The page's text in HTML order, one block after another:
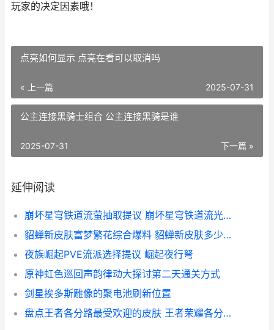
玩家的决定因素哦！
点亮如何显示 点亮在看可以取消吗
« 上一篇 2025-07-31
公主连接黑骑士组合 公主连接黑骑是谁
下一篇 »
2025-07-31
延伸阅读
崩坏星穹铁道流萤抽取提议 崩坏星穹铁道流光忆庭
貂蝉新皮肤富梦繁花综合爆料 貂蝉新皮肤多少钱官网
夜族崛起PVE流派选择提议 崛起夜行弩
原神虹色巡回声韵律动大探讨第二天通关方式
剑星挨多斯雕像的聚电池刷新位置
盘点王者各分路最受欢迎的皮肤 王者荣耀各分路作用